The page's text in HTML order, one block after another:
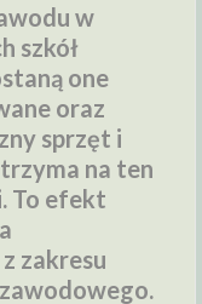
w
szkół
one
oraz
sprzęt i
na ten
To efekt
zakresu